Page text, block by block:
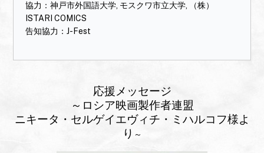
2020.11.16 J-Anime Meeting in Russia 2020、すべてのプ
ログラムを大盛況のうち無事終了することができました。
観客の皆様、ご協力いただいた皆様のおかげです。心より
上映作品とトークイベントを、そしてロシア以外の国で
ご視聴いただけます。（一部の上映作品を除く）
2020.11.10 ご視聴いただくためには、視聴プラットフォ
ーム「Film Festival Plus」のアカウント登録が必要となり
ます。作成方法の簡単ガイドはこちらの動画
協力：神戸市外国語大学, モスクワ市立大学, （株）
ISTARI COMICS
告知協力：J-Fest
応援メッセージ
～ロシア映画製作者連盟
ニキータ・セルゲイエヴィチ・ミハルコフ様よ
り ～